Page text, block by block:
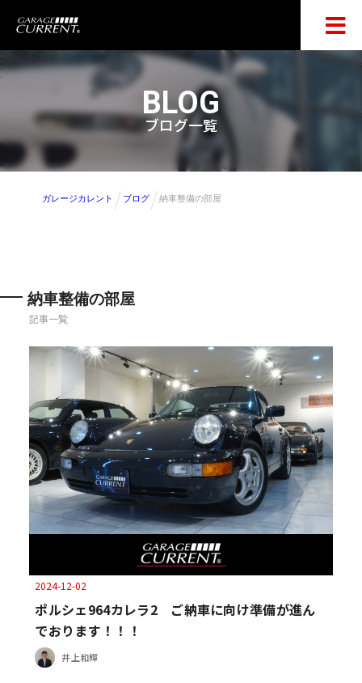
BLOG
ブログ一覧
ガレージカレント ブログ 納車整備の部屋
納車整備の部屋
記事一覧
2024-12-02
ポルシェ964カレラ2 ご納車に向け準備が進ん
でおります！！！
井上和輝